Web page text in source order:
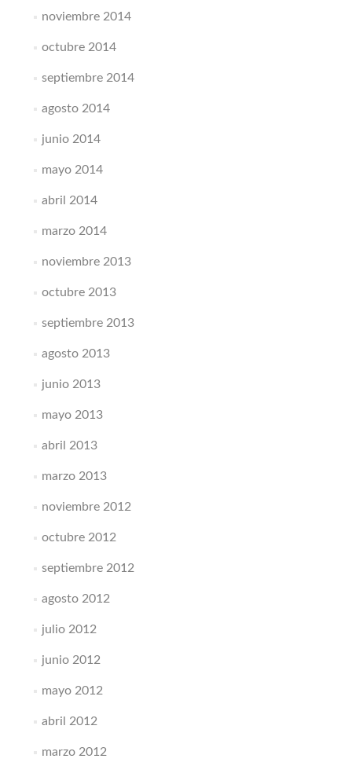
noviembre 2014
octubre 2014
septiembre 2014
agosto 2014
junio 2014
mayo 2014
abril 2014
marzo 2014
noviembre 2013
octubre 2013
septiembre 2013
agosto 2013
junio 2013
mayo 2013
abril 2013
marzo 2013
noviembre 2012
octubre 2012
septiembre 2012
agosto 2012
julio 2012
junio 2012
mayo 2012
abril 2012
marzo 2012